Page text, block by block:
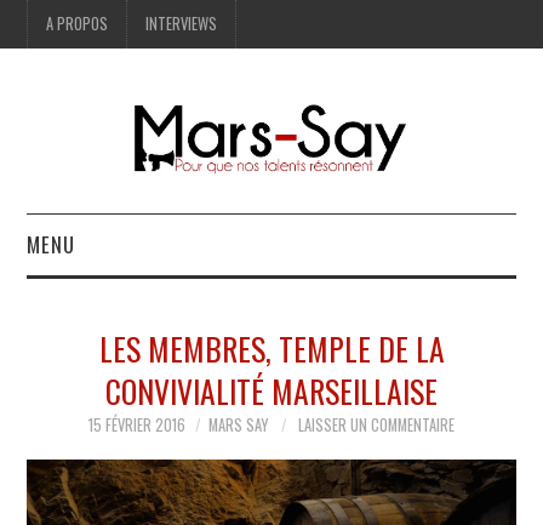
A PROPOS INTERVIEWS
MENU
LIFESTYLE
ART
LES MEMBRES, TEMPLE DE LA
CONVIVIALITÉ MARSEILLAISE
15 FÉVRIER 2016 MARS SAY LAISSER UN COMMENTAIRE